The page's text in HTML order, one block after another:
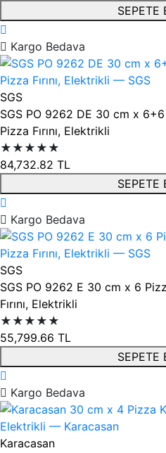
SEPETE
Kargo Bedava
SGS
SGS PO 9262 DE 30 cm x
Pizza Fırını, Elektrikli
★★★★★
84,732.82 TL
SEPETE
Kargo Bedava
SGS
SGS PO 9262 E 30 cm x 6
Fırını, Elektrikli
★★★★★
55,799.66 TL
SEPETE
Kargo Bedava
Karacasan